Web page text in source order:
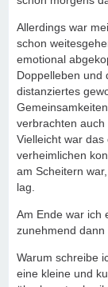
Allerdings war
schon
emotional
Doppelleben und
distanziertes
verbrachten auch
Vielleicht war
verheimlichen
am Scheitern
lag.
Am Ende war ich
zunehmend dann
Warum schreibe
eine kleine und